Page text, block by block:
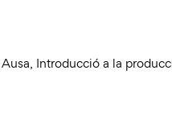
, Introducció a la